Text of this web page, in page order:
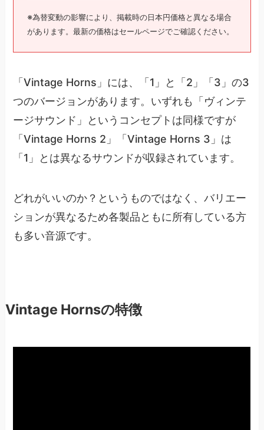
※為替変動の影響により、掲載時の日本円価格と異なる場合
があります。最新の価格はセールページでご確認ください。
「Vintage Horns」には、「1」と「2」「3」の3
つのバージョンがあります。いずれも「ヴィンテ
ージサウンド」というコンセプトは同様ですが
「Vintage Horns 2」「Vintage Horns 3」は
「1」とは異なるサウンドが収録されています。
どれがいいのか？というものではなく、バリエー
ションが異なるため各製品ともに所有している方
も多い音源です。
Vintage Hornsの特徴